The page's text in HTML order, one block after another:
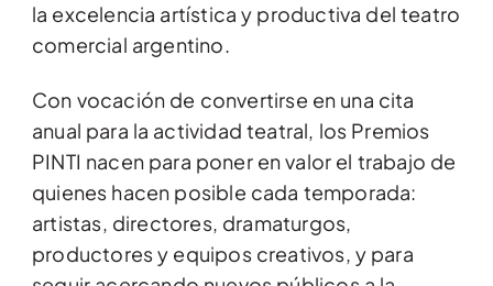
la excelencia artística y productiva del teatro
comercial argentino.
Con vocación de convertirse en una cita
anual para la actividad teatral, los Premios
PINTI nacen para poner en valor el trabajo de
quienes hacen posible cada temporada:
artistas, directores, dramaturgos,
productores y equipos creativos, y para